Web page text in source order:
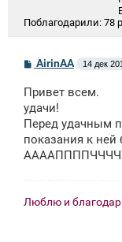
Поблагодарили: 78
С
б
щ
е
н
и
е
AirinAA 14 дек
Привет всем.
удачи!
Перед удачным
показания к ней
Люблю и